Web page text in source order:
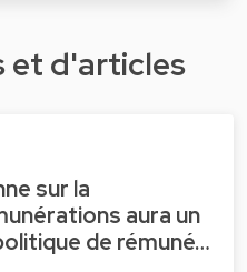
et d'articles
sur la
aura un
de rémuné…